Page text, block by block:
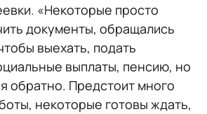
«Некоторые просто
документы, обращались
выехать, подать
выплаты, пенсию, но
обратно. Предстоит много
некоторые готовы ждать,